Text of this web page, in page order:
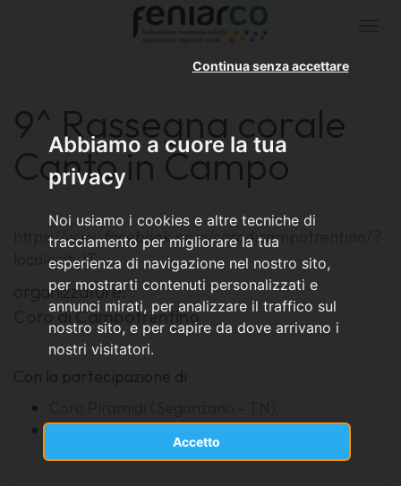
Abbiamo a cuore la tua
privacy
Noi usiamo i cookies e altre tecniche di
tracciamento per migliorare la tua
esperienza di navigazione nel nostro sito,
per mostrarti contenuti personalizzati e
annunci mirati, per analizzare il traffico sul
nostro sito, e per capire da dove arrivano i
nostri visitatori.
Accetto
Continua senza accettare
9^ Rassegna corale
Canto in Campo
https://www.facebook.com/corodicampotrentino/?
locale=it_IT
organizzatore:
Coro di Campotrentino
Con la partecipazione di
Coro Piramidi (Segonzano - TN)
Coro Piccolemelodie - voci bianche
(Sopramonte - TN)